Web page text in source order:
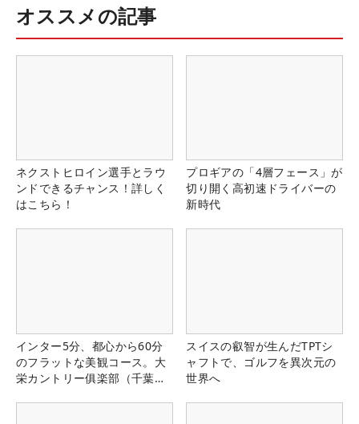
オススメの記事
ネクストヒロイン選手とラウ
ンドできるチャンス！詳しく
はこちら！
プロギアの「4層フェース」が
切り開く高初速ドライバーの
新時代
インター5分、都心から60分
のフラットな美観コース。大
栄カントリー俱楽部（千葉
スイスの叡智が生んだTPTシ
ャフトで、ゴルフを異次元の
世界へ